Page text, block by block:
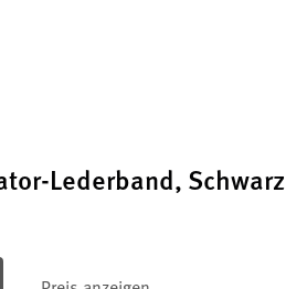
Lederband, Schwarz